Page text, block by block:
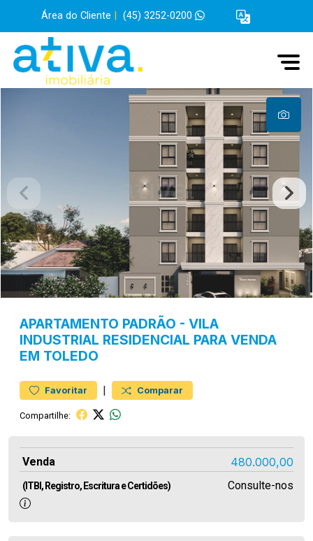
Área do Cliente (45) 3252-0200
APARTAMENTO PADRÃO - VILA
INDUSTRIAL RESIDENCIAL PARA VENDA
EM TOLEDO
Favoritar | Comparar
Compartilhe:
Venda 480.000,00
(ITBI, Registro, Escritura e Certidões) Consulte-nos